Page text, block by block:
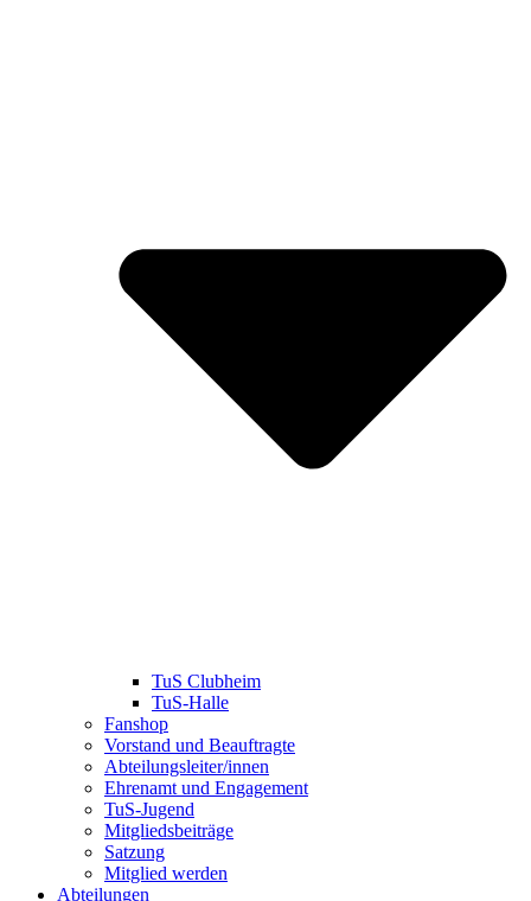
TuS Clubheim
TuS-Halle
Fanshop
Vorstand und Beauftragte
Abteilungsleiter/innen
Ehrenamt und Engagement
TuS-Jugend
Mitgliedsbeiträge
Satzung
Mitglied werden
Abteilungen